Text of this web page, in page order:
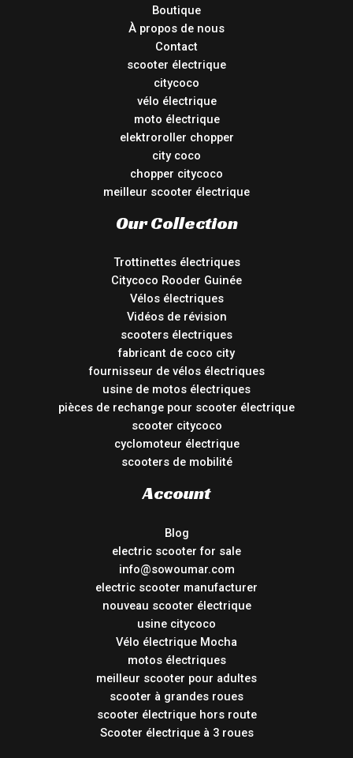
Boutique
À propos de nous
Contact
scooter électrique
citycoco
vélo électrique
moto électrique
elektroroller chopper
city coco
chopper citycoco
meilleur scooter électrique
Our Collection
Trottinettes électriques
Citycoco Rooder Guinée
Vélos électriques
Vidéos de révision
scooters électriques
fabricant de coco city
fournisseur de vélos électriques
usine de motos électriques
pièces de rechange pour scooter électrique
scooter citycoco
cyclomoteur électrique
scooters de mobilité
Account
Blog
electric scooter for sale
info@sowoumar.com
electric scooter manufacturer
nouveau scooter électrique
usine citycoco
Vélo électrique Mocha
motos électriques
meilleur scooter pour adultes
scooter à grandes roues
scooter électrique hors route
Scooter électrique à 3 roues